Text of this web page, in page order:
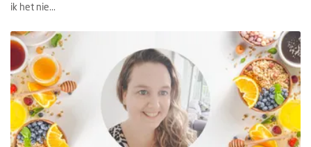
ik het nie...